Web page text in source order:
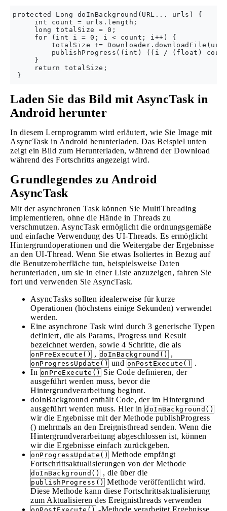
protected Long doInBackground(URL... urls) {
     int count = urls.length;
     long totalSize = 0;
     for (int i = 0; i < count; i++) {
totalSize +=
publishProgress((int) ((i / (float)
     }
     return totalSize;
Laden Sie das Bild mit AsyncTask in
Android herunter
In diesem Lernprogramm wird erläutert, wie Sie Image mit
AsyncTask in Android herunterladen. Das Beispiel unten
zeigt ein Bild zum Herunterladen, während der Download
während des Fortschritts angezeigt wird.
Grundlegendes zu Android
AsyncTask
Mit der asynchronen Task können Sie MultiThreading
implementieren, ohne die Hände in Threads zu
verschmutzen. AsyncTask ermöglicht die ordnungsgemäße
und einfache Verwendung des UI-Threads. Es ermöglicht
Hintergrundoperationen und die Weitergabe der Ergebnisse
an den UI-Thread. Wenn Sie etwas Isoliertes in Bezug auf
die Benutzeroberfläche tun, beispielsweise Daten
herunterladen, um sie in einer Liste anzuzeigen, fahren Sie
fort und verwenden Sie AsyncTask.
AsyncTasks sollten idealerweise für kurze
Operationen (höchstens einige Sekunden) verwendet
werden.
Eine asynchrone Task wird durch 3 generische Typen
definiert, die als Params, Progress und Result
bezeichnet werden, sowie 4 Schritte, die als
onPreExecute() , doInBackground() ,
onProgressUpdate() und onPostExecute()
.
In onPreExecute()
Sie Code definieren, der
ausgeführt werden muss, bevor die
Hintergrundverarbeitung beginnt.
doInBackground enthält Code, der im Hintergrund
ausgeführt werden muss. Hier in doInBackground()
wir die Ergebnisse mit der Methode publishProgress
() mehrmals an den Ereignisthread senden. Wenn die
Hintergrundverarbeitung abgeschlossen ist, können
wir die Ergebnisse einfach zurückgeben.
onProgressUpdate() Methode empfängt
Fortschrittsaktualisierungen von der Methode
doInBackground() , die über die
publishProgress() Methode veröffentlicht wird.
Diese Methode kann diese Fortschrittsaktualisierung
zum Aktualisieren des Ereignisthreads verwenden
-Methode verarbeitet Ergebnisse,